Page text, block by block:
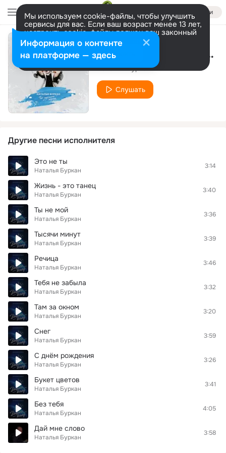
Войти
Мы используем cookie-файлы, чтобы улучшить
сервисы для вас. Если ваш возраст менее 13 лет,
настроить cookie-файлы должен ваш законный
представитель. Больше информации
Разрешить все Настроить Ты мужчина - мороз
Наталья Буркан
Слушать
Другие песни исполнителя
Это не ты
Наталья Буркан
3:14
Жизнь - это танец
Наталья Буркан
3:40
Ты не мой
Наталья Буркан
3:36
Тысячи минут
Наталья Буркан
3:39
Речица
Наталья Буркан
3:46
Тебя не забыла
Наталья Буркан
3:32
Там за окном
Наталья Буркан
3:20
Снег
Наталья Буркан
3:59
С днём рождения
Наталья Буркан
3:26
Букет цветов
Наталья Буркан
3:41
Без тебя
Наталья Буркан
4:05
Дай мне слово
Наталья Буркан
3:58
Информация о контенте
на платформе — здесь